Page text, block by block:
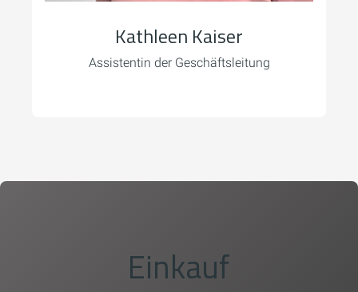
Kathleen Kaiser
Assistentin der Geschäftsleitung
Einkauf